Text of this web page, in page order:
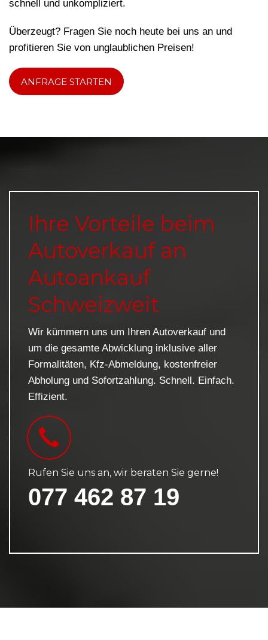
schnell und unkompliziert.
Überzeugt? Fragen Sie noch heute bei uns an und
profitieren Sie von unglaublichen Preisen!
ANFRAGE STARTEN
Ihre Vorteile beim
Autoverkauf an
Autoankauf
Schweizweit
Wir kümmern uns um Ihren Autoverkauf und
um die gesamte Abwicklung inklusive aller
Formalitäten, Kfz-Abmeldung, kostenfreier
Abholung und Sofortzahlung. Schnell. Einfach.
Effizient.
Rufen Sie uns an, wir beraten Sie gerne!
077 462 87 19